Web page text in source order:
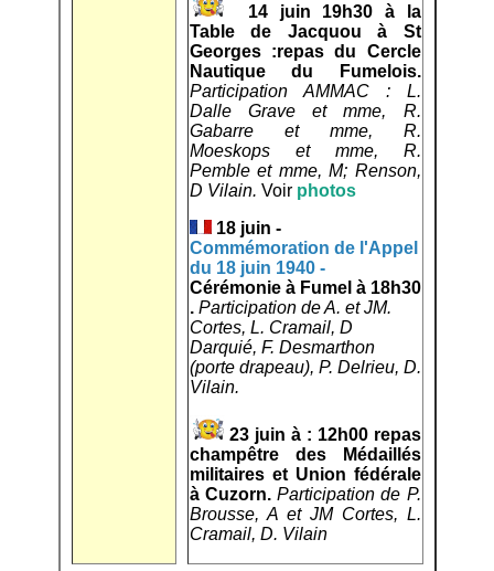
14 juin 19h30 à la
Table de Jacquou à St
Georges :repas du Cercle
Nautique du Fumelois.
Participation AMMAC : L.
Dalle Grave et mme, R.
Gabarre et mme, R.
Moeskops et mme, R.
Pemble et mme, M; Renson,
D Vilain. Voir photos
18 juin -
Commémoration de l'Appel
du 18 juin 1940 -
Cérémonie à Fumel à 18h30
.Participation de A. et JM.
Cortes, L. Cramail, D
Darquié, F. Desmarthon
(porte drapeau), P. Delrieu, D.
Vilain.
23 juin à : 12h00 repas
champêtre des Médaillés
militaires et Union fédérale
à Cuzorn. Participation de P.
Brousse, A et JM Cortes, L.
Cramail, D. Vilain